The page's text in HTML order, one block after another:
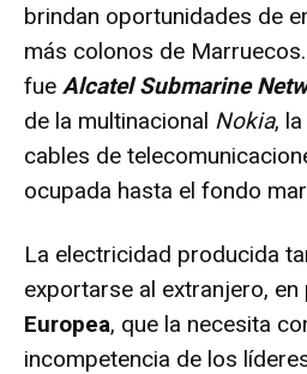
brindan oportunidades de
más colonos de
fue Alcatel Submarine
de la multinacional Nokia,
cables de
ocupada hasta el fondo
La electricidad producida
exportarse al extranjero, en
Europea, que la necesita
incompetencia de los